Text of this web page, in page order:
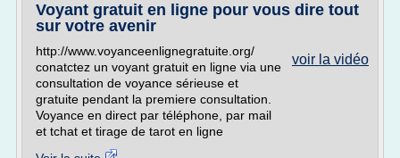
Voyant gratuit en ligne pour vous dire tout
sur votre avenir
voir la vidéo
http://www.voyanceenlignegratuite.org/
conatctez un voyant gratuit en ligne via une
consultation de voyance sérieuse et
gratuite pendant la premiere consultation.
Voyance en direct par téléphone, par mail
et tchat et tirage de tarot en ligne